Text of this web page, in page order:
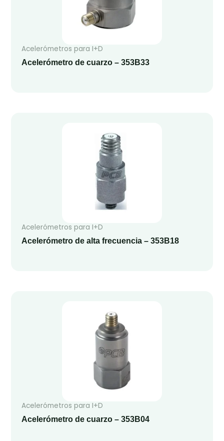
Acelerómetros para I+D
Acelerómetro de cuarzo – 353B33
Acelerómetros para I+D
Acelerómetro de alta frecuencia – 353B18
Acelerómetros para I+D
Acelerómetro de cuarzo – 353B04